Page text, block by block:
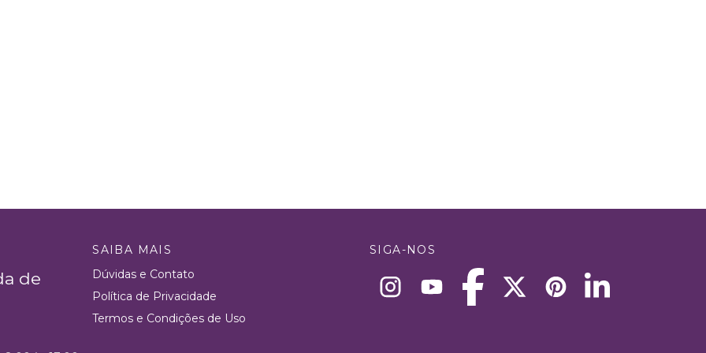
de
SAIBA MAIS
Dúvidas e Contato
Política de Privacidade
Termos e Condições de Uso
SIGA-NOS